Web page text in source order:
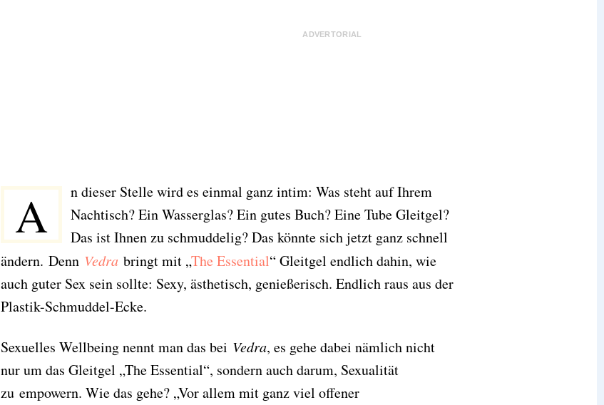
ADVERTORIAL
A
n dieser Stelle wird es einmal ganz intim: Was steht auf Ihrem
Nachtisch? Ein Wasserglas? Ein gutes Buch? Eine Tube Gleitgel?
Das ist Ihnen zu schmuddelig? Das könnte sich jetzt ganz schnell
ändern. Denn Vedra bringt mit „The Essential“ Gleitgel endlich dahin, wie
auch guter Sex sein sollte: Sexy, ästhetisch, genießerisch. Endlich raus aus der
Plastik-Schmuddel-Ecke.
Sexuelles Wellbeing nennt man das bei Vedra, es gehe dabei nämlich nicht
nur um das Gleitgel „The Essential“, sondern auch darum, Sexualität
zu empowern. Wie das gehe? „Vor allem mit ganz viel offener